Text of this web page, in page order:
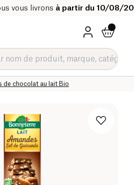
vous livrons à partir du 10/08/
de chocolat au lait Bio
Epicerie sucrée Bio
bio